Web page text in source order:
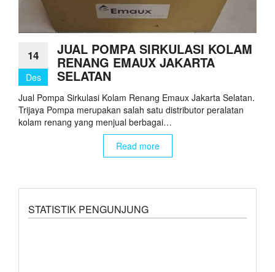
14
Des
JUAL POMPA SIRKULASI KOLAM
RENANG EMAUX JAKARTA
SELATAN
Jual Pompa Sirkulasi Kolam Renang Emaux Jakarta Selatan.
Trijaya Pompa merupakan salah satu distributor peralatan
kolam renang yang menjual berbagai…
Read more
STATISTIK PENGUNJUNG